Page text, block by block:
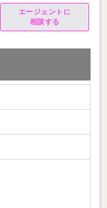
エージェントに
相談する